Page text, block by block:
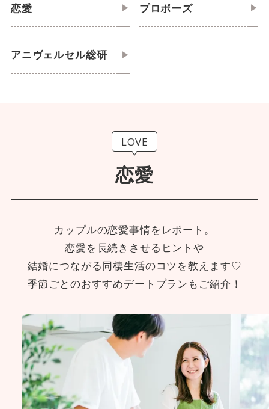
恋愛 プロポーズ
アニヴェルセル総研
LOVE
恋愛
カップルの恋愛事情をレポート。
恋愛を長続きさせるヒントや
結婚につながる同棲生活のコツを教えます♡
季節ごとのおすすめデートプランもご紹介！